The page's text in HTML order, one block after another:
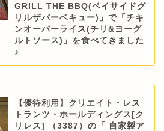
GRILL THE BBQ(ベイサイドグ
リルザバーベキュー)」で「チキ
ンオーバーライス(チリ&ヨーグ
ルトソース)」を食べてきました
♪
【優待利用】クリエイト・レス
トランツ・ホールディングス[ク
リレス] （3387）の「 自家製ア